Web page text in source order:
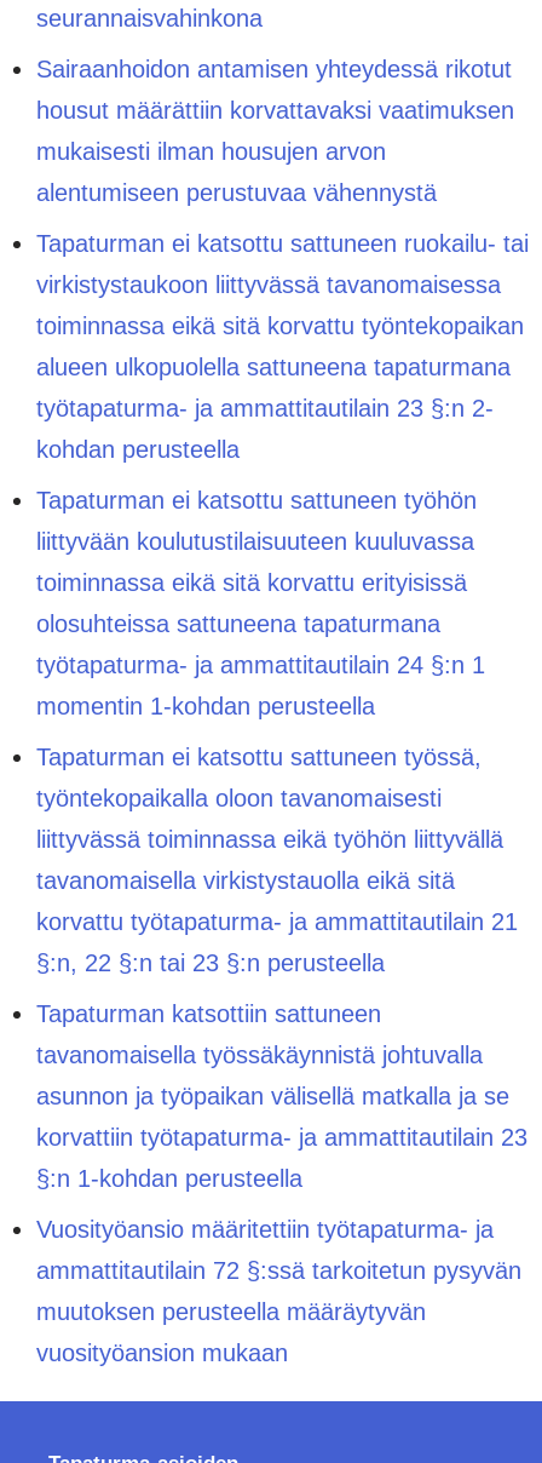
seurannaisvahinkona
Sairaanhoidon antamisen yhteydessä rikotut
housut määrättiin korvattavaksi vaatimuksen
mukaisesti ilman housujen arvon
alentumiseen perustuvaa vähennystä
Tapaturman ei katsottu sattuneen ruokailu- tai
virkistystaukoon liittyvässä tavanomaisessa
toiminnassa eikä sitä korvattu työntekopaikan
alueen ulkopuolella sattuneena tapaturmana
työtapaturma- ja ammattitautilain 23 §:n 2-
kohdan perusteella
Tapaturman ei katsottu sattuneen työhön
liittyvään koulutustilaisuuteen kuuluvassa
toiminnassa eikä sitä korvattu erityisissä
olosuhteissa sattuneena tapaturmana
työtapaturma- ja ammattitautilain 24 §:n 1
momentin 1-kohdan perusteella
Tapaturman ei katsottu sattuneen työssä,
työntekopaikalla oloon tavanomaisesti
liittyvässä toiminnassa eikä työhön liittyvällä
tavanomaisella virkistystauolla eikä sitä
korvattu työtapaturma- ja ammattitautilain 21
§:n, 22 §:n tai 23 §:n perusteella
Tapaturman katsottiin sattuneen
tavanomaisella työssäkäynnistä johtuvalla
asunnon ja työpaikan välisellä matkalla ja se
korvattiin työtapaturma- ja ammattitautilain 23
§:n 1-kohdan perusteella
Vuosityöansio määritettiin työtapaturma- ja
ammattitautilain 72 §:ssä tarkoitetun pysyvän
muutoksen perusteella määräytyvän
vuosityöansion mukaan